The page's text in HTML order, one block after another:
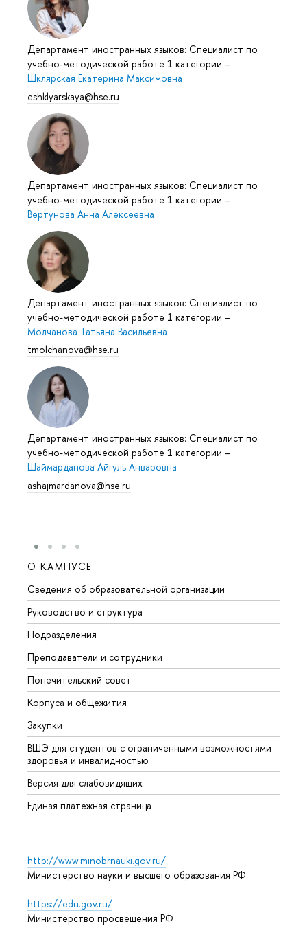
Департамент иностранных языков: Специалист по
учебно-методической работе 1 категории –
Шклярская Екатерина Максимовна
eshklyarskaya@hse.ru
Департамент иностранных языков: Специалист по
учебно-методической работе 1 категории –
Вертунова Анна Алексеевна
Департамент иностранных языков: Специалист по
учебно-методической работе 1 категории –
Молчанова Татьяна Васильевна
tmolchanova@hse.ru
Департамент иностранных языков: Специалист по
учебно-методической работе 1 категории –
Шаймарданова Айгуль Анваровна
ashajmardanova@hse.ru
О КАМПУСЕ
Сведения об образовательной организации
Руководство и структура
Подразделения
Преподаватели и сотрудники
Попечительский совет
Корпуса и общежития
Закупки
ВШЭ для студентов с ограниченными возможностями
здоровья и инвалидностью
Версия для слабовидящих
Единая платежная страница
http://www.minobrnauki.gov.ru/
Министерство науки и высшего образования РФ
https://edu.gov.ru/
Министерство просвещения РФ